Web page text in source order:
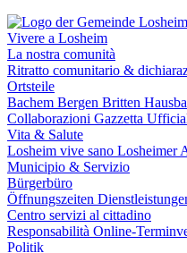
Vivere a Losheim
La nostra comunità
Ritratto comunitario &
Ortsteile
Bachem Bergen Britten
Collaborazioni Gazzetta
Vita & Salute
Losheim vive sano Losheimer
Municipio & Servizio
Bürgerbüro
Öffnungszeiten
Centro servizi al cittadino
Responsabilità Online-
Politik